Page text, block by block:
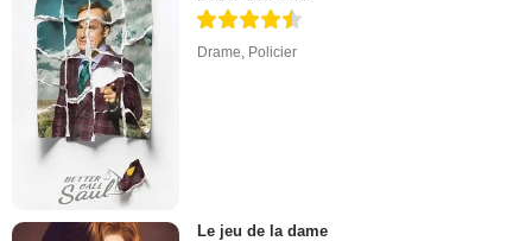
Drame, Policier
Le jeu de la dame